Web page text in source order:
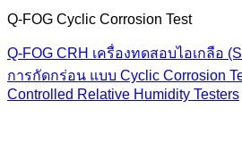
Q-FOG Cyclic Corrosion Test
Q-FOG CRH เครื่องทดสอบไอเกลือ
การกัดกร่อน แบบ Cyclic Corrosion
Controlled Relative Humidity Testers